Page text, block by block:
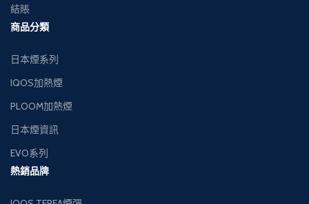
結賬
商品分類
日本煙系列
IQOS加熱煙
PLOOM加熱煙
日本煙資訊
EVO系列
熱銷品牌